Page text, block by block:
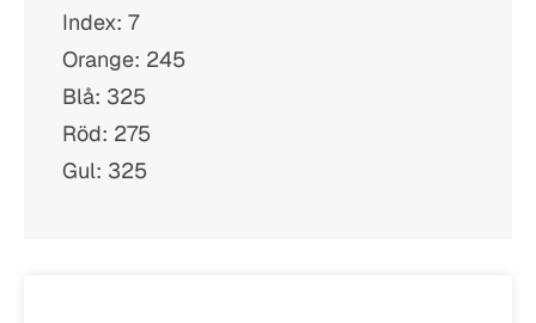
Index: 7
Orange: 245
Blå: 325
Röd: 275
Gul: 325